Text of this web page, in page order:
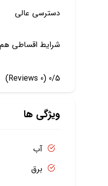
دسترسی عالی
شرایط اقساطی
0/5
(0 Reviews)
ویژگی ها
آب
برق